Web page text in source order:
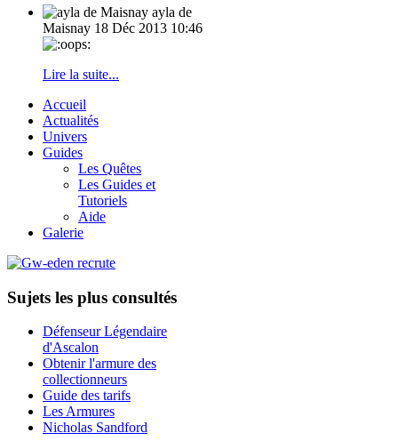
ayla de
Maisnay 18 Déc 2013 10:46
Lire la suite...
Accueil
Actualités
Univers
Guides
Les Quêtes
Les Guides et
Tutoriels
Aide
Galerie
Sujets les plus consultés
Défenseur Légendaire
d'Ascalon
Obtenir l'armure des
collectionneurs
Guide des tarifs
Les Armures
Nicholas Sandford